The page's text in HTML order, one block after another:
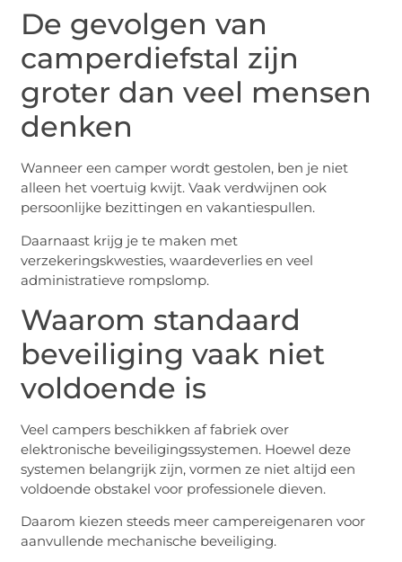
De gevolgen van
camperdiefstal zijn
groter dan veel mensen
denken
Wanneer een camper wordt gestolen, ben je niet
alleen het voertuig kwijt. Vaak verdwijnen ook
persoonlijke bezittingen en vakantiespullen.
Daarnaast krijg je te maken met
verzekeringskwesties, waardeverlies en veel
administratieve rompslomp.
Waarom standaard
beveiliging vaak niet
voldoende is
Veel campers beschikken af fabriek over
elektronische beveiligingssystemen. Hoewel deze
systemen belangrijk zijn, vormen ze niet altijd een
voldoende obstakel voor professionele dieven.
Daarom kiezen steeds meer campereigenaren voor
aanvullende mechanische beveiliging.